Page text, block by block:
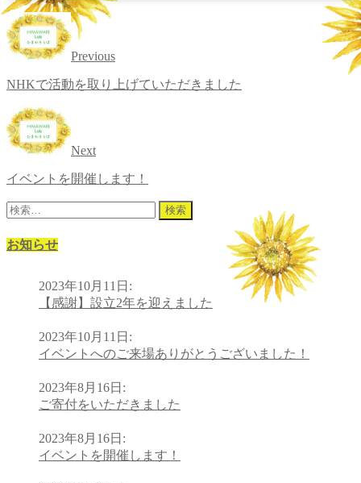
Previous
NHKで活動を取り上げていただきました
Next
イベントを開催します！
検
お知らせ
2023年10月11日 :
【感謝】設立2年を迎えました
2023年10月11日 :
イベントへのご来場ありがとうございました！
2023年8月16日 :
ご寄付をいただきました
2023年8月16日 :
イベントを開催します！